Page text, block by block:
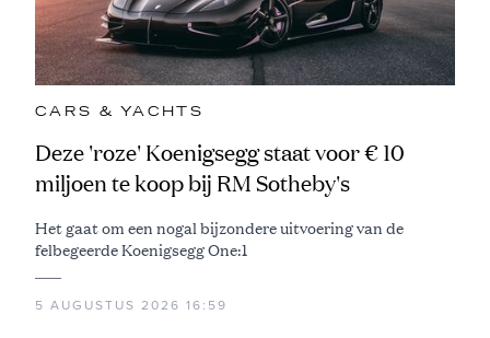
CARS & YACHTS
Deze 'roze' Koenigsegg staat voor € 10
miljoen te koop bij RM Sotheby's
Het gaat om een nogal bijzondere uitvoering van de
felbegeerde Koenigsegg One:1
5 AUGUSTUS 2026 16:59